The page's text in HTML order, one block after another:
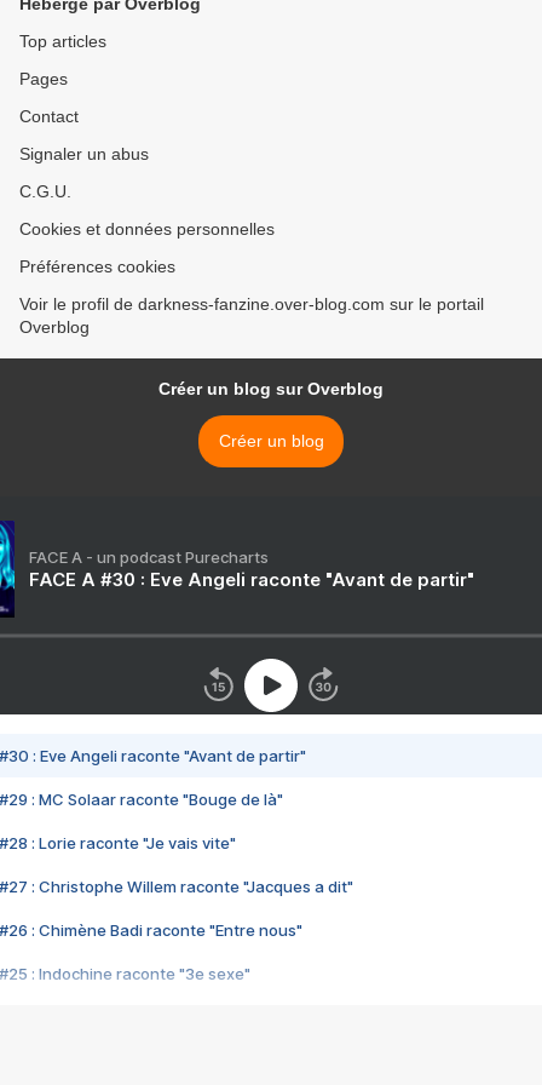
Top articles
Pages
Contact
Signaler un abus
C.G.U.
Cookies et données personnelles
Préférences cookies
Voir le profil de darkness-fanzine.over-blog.com sur le portail
Overblog
Créer un blog sur Overblog
Créer un blog
FACE A - un podcast Purecharts
FACE A #30 : Eve Angeli raconte "Avant de partir"
#30 : Eve Angeli raconte "Avant de partir"
#29 : MC Solaar raconte "Bouge de là"
#28 : Lorie raconte "Je vais vite"
#27 : Christophe Willem raconte "Jacques a dit"
#26 : Chimène Badi raconte "Entre nous"
#25 : Indochine raconte "3e sexe"